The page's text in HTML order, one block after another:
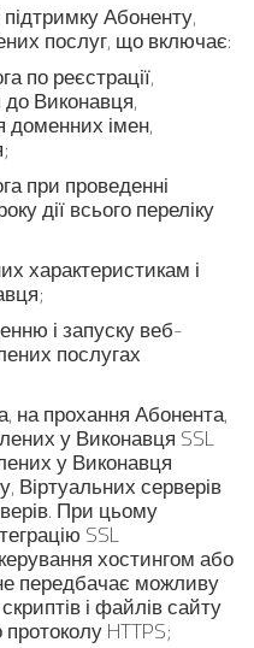
Абоненту,
послуг, що включає:
по реєстрації,
Виконавця,
доменних імен,
при проведенні
дії всього переліку
характеристикам і
і запуску веб-
послугах
на прохання Абонента,
у Виконавця SSL
у Виконавця
Віртуальних серверів
При цьому
SSL
хостингом або
передбачає можливу
і файлів сайту
HTTPS;